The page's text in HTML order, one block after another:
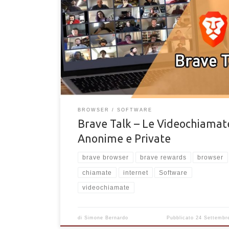
Tutto ciò che c'è da sapere su Brave Talk. Scopri
per videochiamare amici e parenti in forma anonima.
BROWSER SOFTWARE
Brave Talk – Le
Anonime e Private
brave browser brave rewards browser
chiamate internet Software
videochiamate
diSimone Bernardo Pubblicato 24